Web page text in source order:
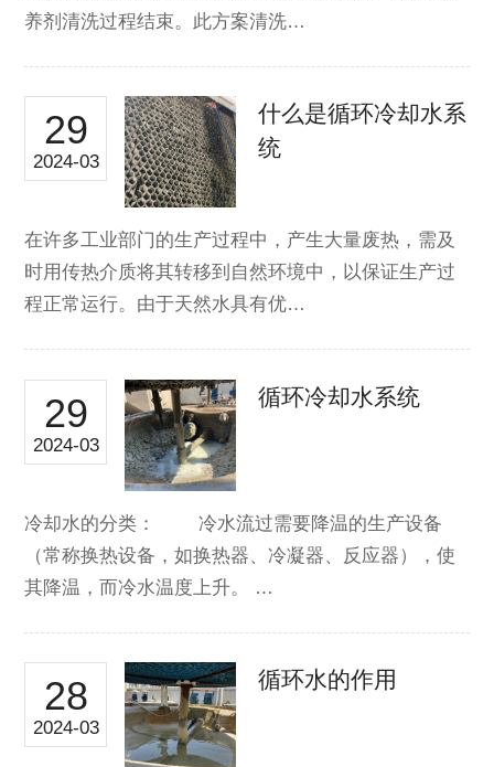
养剂清洗过程结束。此方案清洗…
29
2024-03
什么是循环冷却水系
统
在许多工业部门的生产过程中，产生大量废热，需及
时用传热介质将其转移到自然环境中，以保证生产过
程正常运行。由于天然水具有优…
29
2024-03
循环冷却水系统
冷却水的分类： 冷水流过需要降温的生产设备
（常称换热设备，如换热器、冷凝器、反应器），使
其降温，而冷水温度上升。 …
28
2024-03
循环水的作用